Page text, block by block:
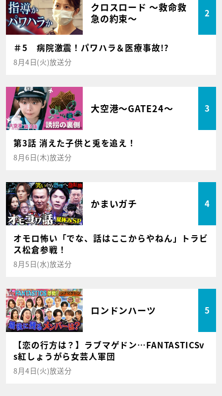
クロスロード ～救命救
急の約束～
2
＃5 病院激震！パワハラ＆医療事故!?
8月4日(火)放送分
大空港～GATE24～ 3
第3話 消えた子供と兎を追え！
8月6日(木)放送分
かまいガチ 4
オモロ怖い「でな、話はここからやねん」トラビ
ス松倉参戦！
8月5日(水)放送分
ロンドンハーツ 5
【恋の行方は？】ラブマゲドン…FANTASTICSv
s紅しょうがら女芸人軍団
8月4日(火)放送分